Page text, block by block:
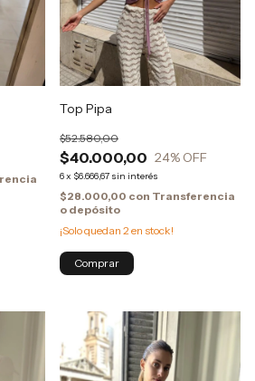
Top Pipa
$40.000,00
$52.580,00
24% OFF
6x $6.666,67 sin interés
$28.000,00 con Transferencia
o depósito
¡Solo quedan 2en stock!
Comprar